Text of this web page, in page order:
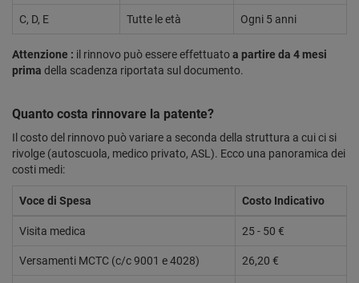
C, D, E Tutte le età Ogni 5 anni
Attenzione : il rinnovo può essere effettuatoa partire da 4 mesi
prima della scadenza riportata sul documento.
Quanto costa rinnovare la patente?
Il costo del rinnovo può variare a seconda della struttura a cui ci si
rivolge (autoscuola, medico privato, ASL). Ecco una panoramica dei
costi medi:
Voce di Spesa Costo Indicativo
Visita medica 25 - 50 €
Versamenti MCTC (c/c 9001 e 4028) 26,20 €